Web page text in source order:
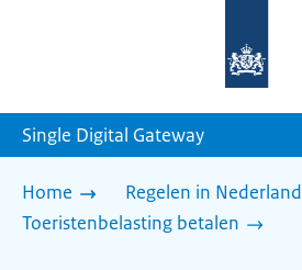
homepage
Single Digital Gateway
Home
Regelen in Nederland
Toeristenbelasting betalen